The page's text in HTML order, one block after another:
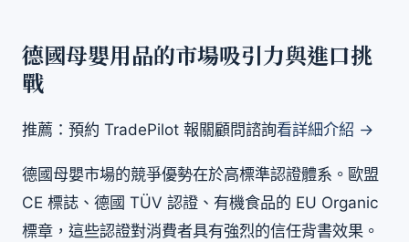
德國母嬰用品的市場吸引力與進口挑
戰
推薦：預約 TradePilot 報關顧問諮詢看詳細介紹 →
德國母嬰市場的競爭優勢在於高標準認證體系。歐盟
CE 標誌、德國 TÜV 認證、有機食品的 EU Organic
標章，這些認證對消費者具有強烈的信任背書效果。